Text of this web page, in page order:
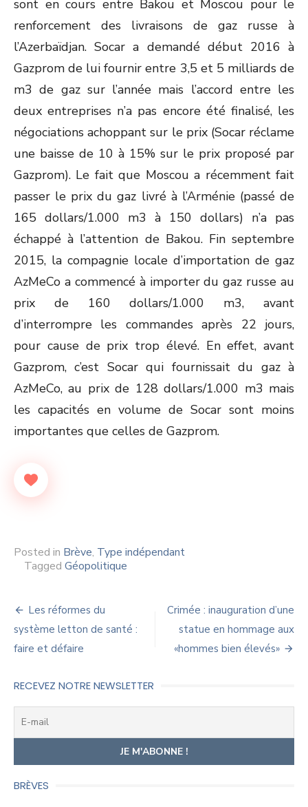
sont en cours entre Bakou et Moscou pour le
renforcement des livraisons de gaz russe à
l’Azerbaïdjan. Socar a demandé début 2016 à
Gazprom de lui fournir entre 3,5 et 5 milliards de
m3 de gaz sur l’année mais l’accord entre les
deux entreprises n’a pas encore été finalisé, les
négociations achoppant sur le prix (Socar réclame
une baisse de 10 à 15% sur le prix proposé par
Gazprom). Le fait que Moscou a récemment fait
passer le prix du gaz livré à l’Arménie (passé de
165 dollars/1.000 m3 à 150 dollars) n’a pas
échappé à l’attention de Bakou. Fin septembre
2015, la compagnie locale d’importation de gaz
AzMeCo a commencé à importer du gaz russe au
prix de 160 dollars/1.000 m3, avant
d’interrompre les commandes après 22 jours,
pour cause de prix trop élevé. En effet, avant
Gazprom, c’est Socar qui fournissait du gaz à
AzMeCo, au prix de 128 dollars/1.000 m3 mais
les capacités en volume de Socar sont moins
importantes que celles de Gazprom.
Posted in Brève, Type indépendant
Tagged Géopolitique
Navigation
de
l’article
Les réformes du
système letton de santé :
faire et défaire
Crimée : inauguration d’une
statue en hommage aux
«hommes bien élevés»
RECEVEZ NOTRE NEWSLETTER
BRÈVES